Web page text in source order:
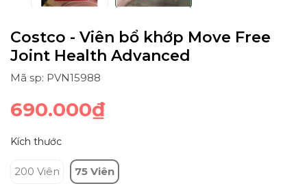
Costco - Viên bổ khớp Move Free
Joint Health Advanced
Mã sp: PVN15988
690.000₫
Kích thước
200 Viên 75 Viên